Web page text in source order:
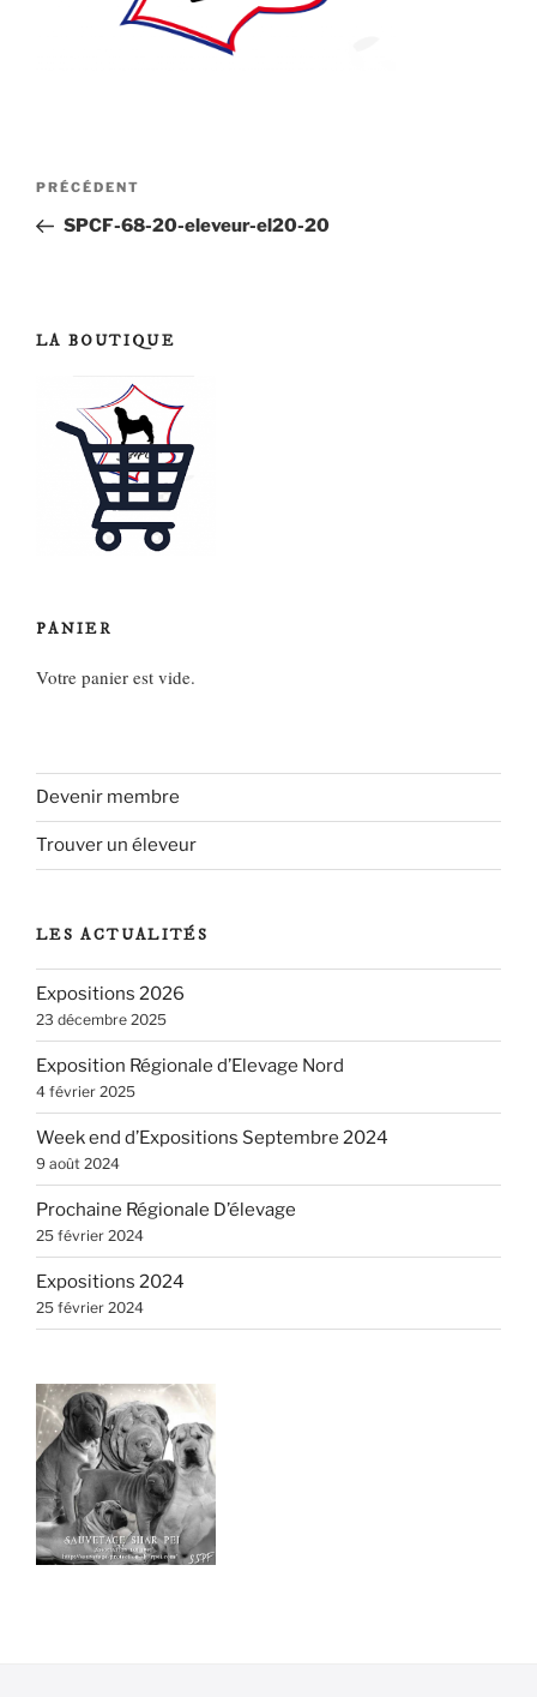
Navigation
de
Article
précédent
PRÉCÉDENT
SPCF-68-20-eleveur-el20-20
LA BOUTIQUE
PANIER
Votre panier est vide.
Devenir membre
Trouver un éleveur
LES ACTUALITÉS
Expositions 2026
23 décembre 2025
Exposition Régionale d’Elevage Nord
4 février 2025
Week end d’Expositions Septembre 2024
9 août 2024
Prochaine Régionale D’élevage
25 février 2024
Expositions 2024
25 février 2024